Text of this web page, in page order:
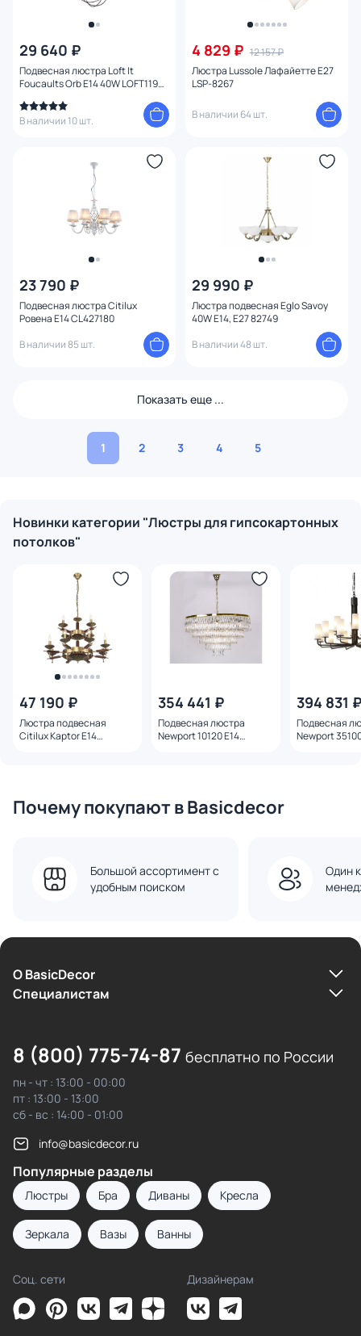
29 640 ₽
Подвесная люстра Loft It
Foucaults Orb E14 40W LOFT1192-
В наличии 10 шт.
4 829 ₽ 12 157 ₽
Люстра Lussole Лафайетте E27
LSP-8267
В наличии 64 шт.
23 790 ₽
Подвесная люстра Citilux
Ровена E14 CL427180
В наличии 85 шт.
29 990 ₽
Люстра подвесная Eglo Savoy
40W E14, E27 82749
В наличии 48 шт.
Показать еще ...
1 2 3 4 5
Новинки категории "Люстры для гипсокартонных
потолков"
47 190 ₽
Люстра подвесная
Citilux Kaptor E14
354 441 ₽
Подвесная люстра
Newport 10120 E14
394 831 ₽
Подвесная
Newport
Почему покупают в Basicdecor
Большой ассортимент с
удобным поиском
Один
О BasicDecor
Cпециалистам
8 (800) 775-74-87 бесплатно по России
пн - чт : 13:00 - 00:00
пт : 13:00 - 13:00
сб - вс : 14:00 - 01:00
info@basicdecor.ru
Популярные разделы
Люстры Бра Диваны Кресла
Зеркала Вазы Ванны
Соц. сети Дизайнерам